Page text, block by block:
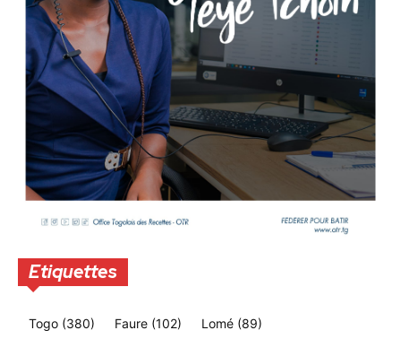
Etiquettes
Togo (380) Faure (102) Lomé (89)